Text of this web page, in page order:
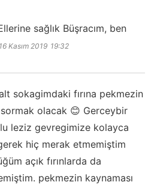
sağlık Büşracım, ben
16 Kasım 2019 19:32
sokagimdaki fırına pekmezin
olacak 😊 Gerceybir
leziz gevregimize kolayca
hiç merak etmemiştim
açık fırınlarda da
pekmezin kaynaması